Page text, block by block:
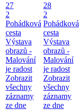
27
2
Pohádková
cesta
Výstava
obrazů -
Malování
je radost
Zobrazit
všechny
záznamy
ze dne
28
2
Pohádková
cesta
Výstava
obrazů -
Malování
je radost
Zobrazit
všechny
záznamy
ze dne